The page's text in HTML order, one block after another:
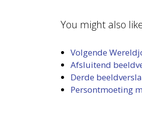
You might also
Volgende
Afsluitend
Derde
Persontmoeting